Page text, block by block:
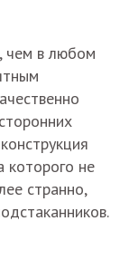
чем в любом
которого не
странно,